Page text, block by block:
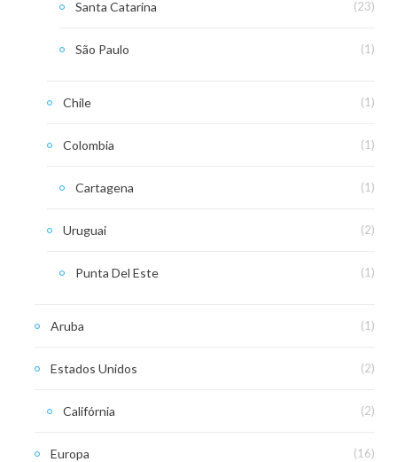
Santa Catarina (23)
São Paulo (1)
Chile (1)
Colombia (1)
Cartagena (1)
Uruguai (2)
Punta Del Este (1)
Aruba (1)
Estados Unidos (2)
Califórnia (2)
Europa (16)